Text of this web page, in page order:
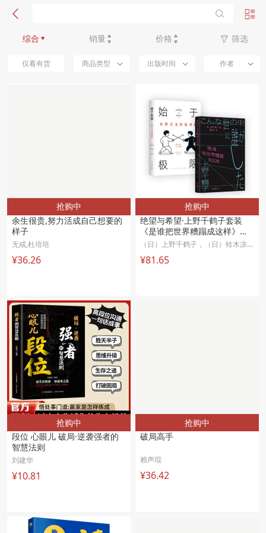
综合 销量 价格 筛选
新品优先
仅看有货 商品类型 出版时间 作者
抢购中
余生很贵,努力活成自己想要的
样子
无戒,杜培培
¥36.26
抢购中
绝望与希望·上野千鹤子套装
《是谁把世界糟蹋成这样》
《始于极限》
（日）上野千鹤子，（日）铃木凉美 著
¥81.65
抢购中
段位 心眼儿 破局·逆袭强者的
刘建华
¥10.81
抢购中
破局高手
赖声琨
¥36.42